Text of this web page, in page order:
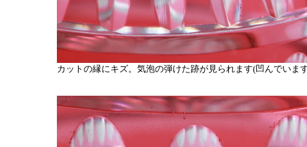
カットの縁にキズ。気泡の弾けた跡が見られます(凹んでいま